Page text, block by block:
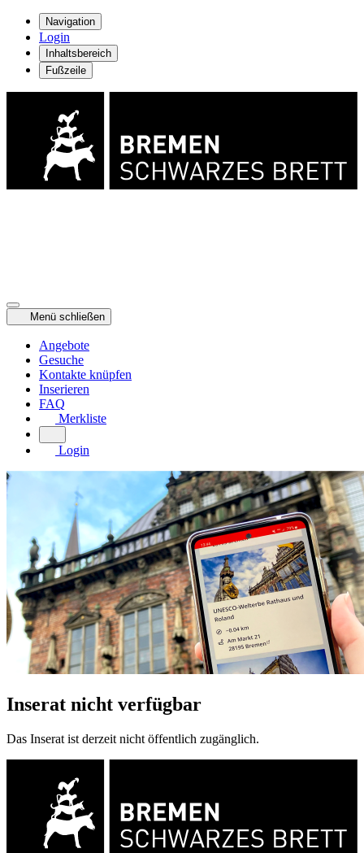
Navigation
Login
Inhaltsbereich
Fußzeile
Menü schließen
Angebote
Gesuche
Kontakte knüpfen
Inserieren
FAQ
Merkliste
Login
Inserat nicht verfügbar
Das Inserat ist derzeit nicht öffentlich zugänglich.